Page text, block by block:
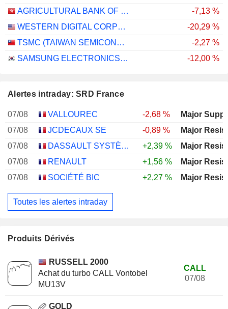
AGRICULTURAL BANK OF CHINA LIMITED
-7,13 %
WESTERN DIGITAL CORPORATION
-20,29 %
TSMC (TAIWAN SEMICONDUCTOR MANUFACTURING COMPANY)
-2,27 %
SAMSUNG ELECTRONICS CO., LTD.
-12,00 %
Alertes intraday: SRD France
07/08 VALLOUREC -2,68 %
Major
07/08
JCDECAUX SE -0,89 %
Major
07/08
DASSAULT SYSTÈMES SE +2,39 %
Major
07/08
RENAULT +1,56 %
Major
07/08
SOCIÉTÉ BIC +2,27 % Major
Toutes les alertes intraday
Produits Dérivés
RUSSELL 2000
Achat du turbo CALL Vontobel
MU13V
CALL
07/08
GOLD